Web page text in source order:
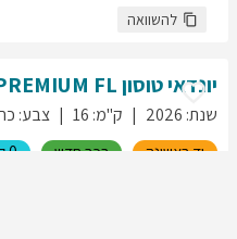
להשוואה
יונדאיטוסוןFL
שנת:
2026 ק"מ:
16 צבע:
יד ראשונה רכב חדש 0 ק״מ